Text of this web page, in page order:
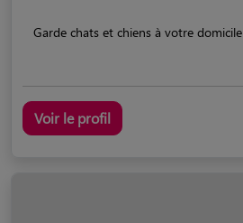
Garde chats et chiens à votre
Voir le profil